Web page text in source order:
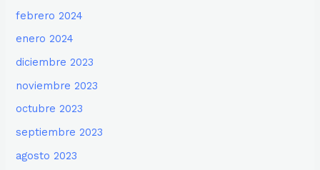
febrero 2024
enero 2024
diciembre 2023
noviembre 2023
octubre 2023
septiembre 2023
agosto 2023